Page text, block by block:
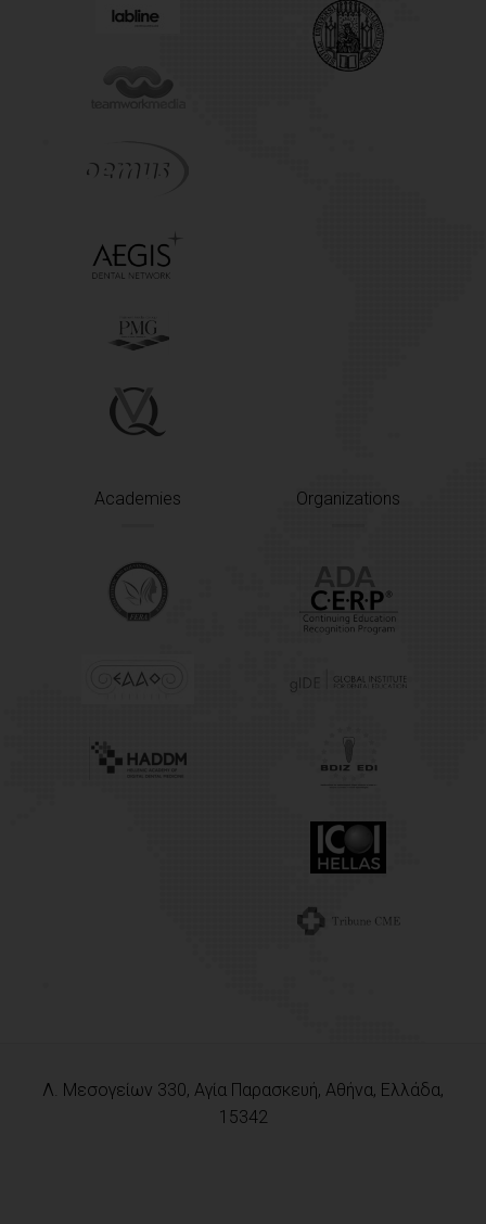
Academies Organizations
Λ. Μεσογείων 330, Αγία Παρασκευή, Αθήνα, Ελλάδα,
15342